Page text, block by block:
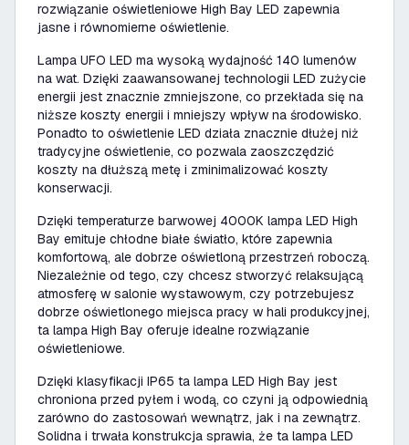
rozwiązanie oświetleniowe High Bay LED zapewnia
jasne i równomierne oświetlenie.
Lampa UFO LED ma wysoką wydajność 140 lumenów
na wat. Dzięki zaawansowanej technologii LED zużycie
energii jest znacznie zmniejszone, co przekłada się na
niższe koszty energii i mniejszy wpływ na środowisko.
Ponadto to oświetlenie LED działa znacznie dłużej niż
tradycyjne oświetlenie, co pozwala zaoszczędzić
koszty na dłuższą metę i zminimalizować koszty
konserwacji.
Dzięki temperaturze barwowej 4000K lampa LED High
Bay emituje chłodne białe światło, które zapewnia
komfortową, ale dobrze oświetloną przestrzeń roboczą.
Niezależnie od tego, czy chcesz stworzyć relaksującą
atmosferę w salonie wystawowym, czy potrzebujesz
dobrze oświetlonego miejsca pracy w hali produkcyjnej,
ta lampa High Bay oferuje idealne rozwiązanie
oświetleniowe.
Dzięki klasyfikacji IP65 ta lampa LED High Bay jest
chroniona przed pyłem i wodą, co czyni ją odpowiednią
zarówno do zastosowań wewnątrz, jak i na zewnątrz.
Solidna i trwała konstrukcja sprawia, że ta lampa LED